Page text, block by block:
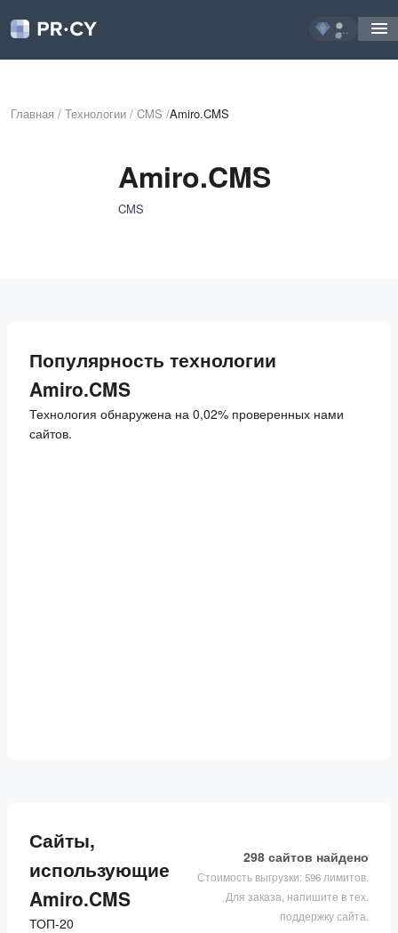
...
Главная / Технологии / CMS /Amiro.CMS
Amiro.CMS
CMS
Популярность технологии
Amiro.CMS
Технология обнаружена на 0,02% проверенных нами
сайтов.
Сайты,
использующие
Amiro.CMS
ТОП-20
298 сайтов найдено
Стоимость выгрузки: 596 лимитов.
Для заказа, напишите в тех.
поддержку сайта.